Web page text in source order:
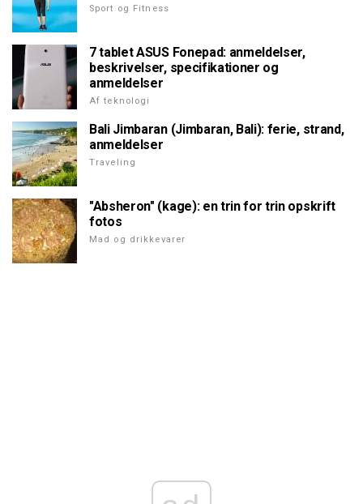
Sport og Fitness
7 tablet ASUS Fonepad: anmeldelser,
beskrivelser, specifikationer og
anmeldelser
Af teknologi
Bali Jimbaran (Jimbaran, Bali): ferie, strand,
anmeldelser
Traveling
"Absheron" (kage): en trin for trin opskrift
fotos
Mad og drikkevarer